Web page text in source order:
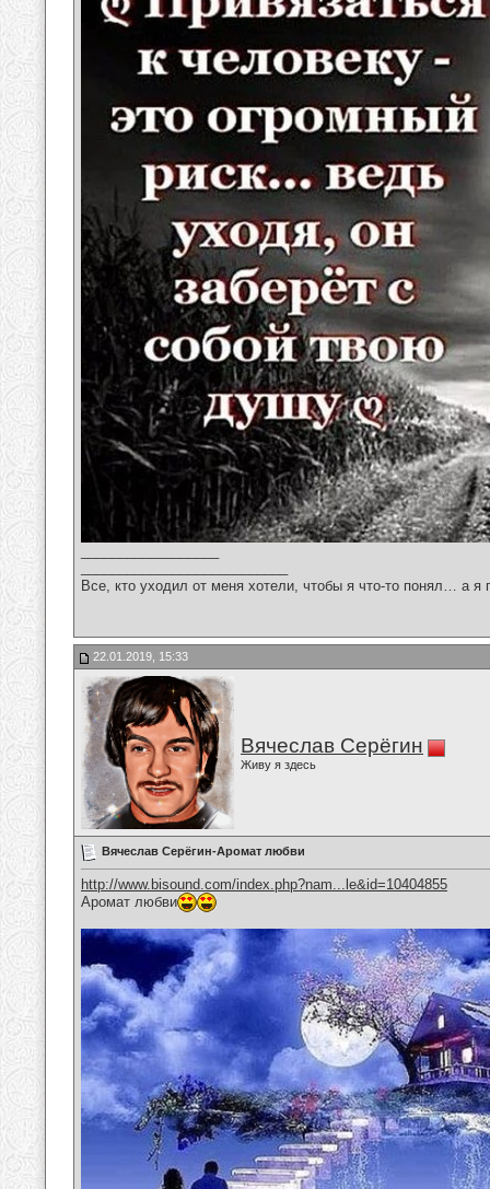
Все, кто уходил от меня хотели, чтобы я что-то понял… а
22.01.2019, 15:33
Вячеслав Серёгин
Живу я здесь
Вячеслав Серёгин-Аромат любви
http://www.bisound.com/index.php?nam...le&id=10404855
Аромат любви